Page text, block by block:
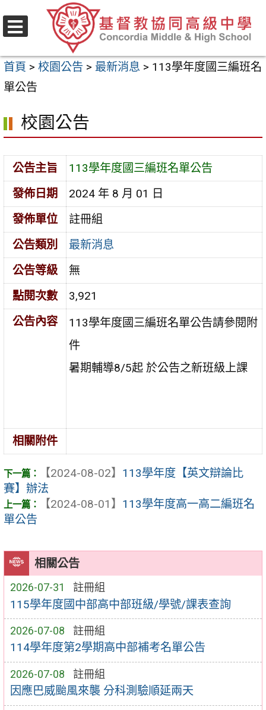
至
要
內
區
首頁 > 校園公告 > 最新消息 > 113學年度國三編班名
單公告
相關公告
2026-07-31 註冊組
115學年度國中部高中部班級/學號/課表查詢
2026-07-08 註冊組
114學年度第2學期高中部補考名單公告
2026-07-08 註冊組
因應巴威颱風來襲 分科測驗順延兩天
校園公告
公告主旨
113學年度國三編班名單公告
發佈日期
2024 年 8 月 01 日
發佈單位
註冊組
公告類別
最新消息
公告等級
無
點閱次數
3,921
公告內容
113學年度國三編班名單公告請參閱附
件
暑期輔導8/5起 於公告之新班級上課
相關附件
【2024-08-02】 113學年度【英文辯論比
賽】辦法
【2024-08-01】 113學年度高一高二編班名
單公告
選
單